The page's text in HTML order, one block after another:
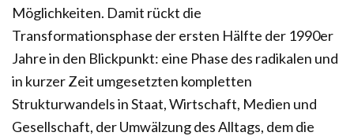
Möglichkeiten. Damit rückt die
Transformationsphase der ersten Hälfte der 1990er
Jahre in den Blickpunkt: eine Phase des radikalen und
in kurzer Zeit umgesetzten kompletten
Strukturwandels in Staat, Wirtschaft, Medien und
Gesellschaft, der Umwälzung des Alltags, dem die